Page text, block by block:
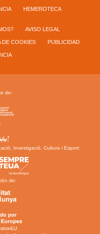
HEMEROTECA
AVISO LEGAL
DE COOKIES PUBLICIDAD
de:
Investigació, Cultura i Esport:
de: